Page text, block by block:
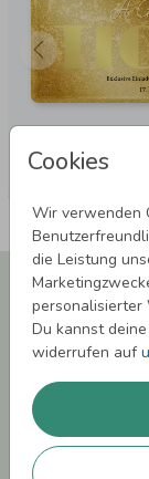
Cookies
Wir verwenden
die Leistung
personalisierter
Du kannst
widerrufen auf
Newsletter
sichern!
Melde Dich zu
Laufenden.